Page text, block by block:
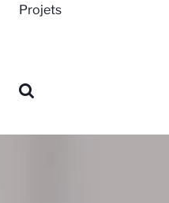
Projets